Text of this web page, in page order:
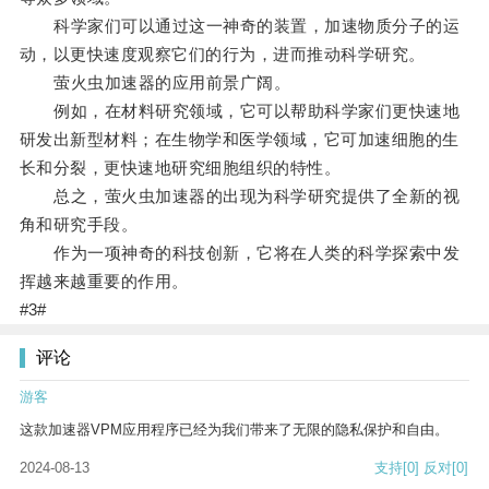
科学家们可以通过这一神奇的装置，加速物质分子的运
动，以更快速度观察它们的行为，进而推动科学研究。
萤火虫加速器的应用前景广阔。
例如，在材料研究领域，它可以帮助科学家们更快速地
研发出新型材料；在生物学和医学领域，它可加速细胞的生
长和分裂，更快速地研究细胞组织的特性。
总之，萤火虫加速器的出现为科学研究提供了全新的视
角和研究手段。
作为一项神奇的科技创新，它将在人类的科学探索中发
挥越来越重要的作用。
#3#
评论
游客
这款加速器VPM应用程序已经为我们带来了无限的隐私保护和自由。
2024-08-13 支持[0] 反对[0]